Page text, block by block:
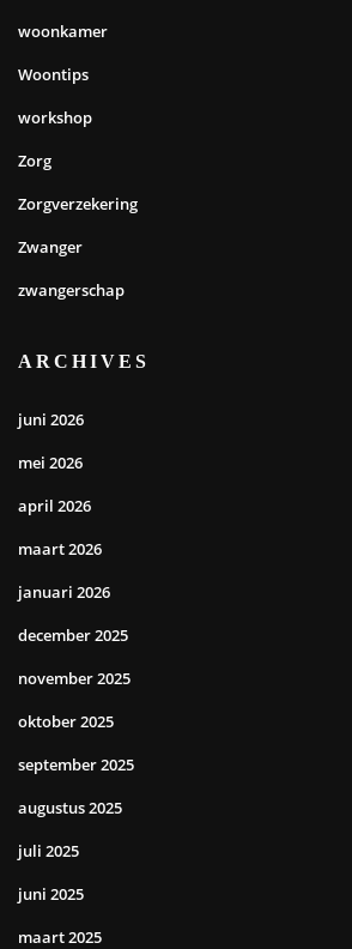
woonkamer
Woontips
workshop
Zorg
Zorgverzekering
Zwanger
zwangerschap
ARCHIVES
juni 2026
mei 2026
april 2026
maart 2026
januari 2026
december 2025
november 2025
oktober 2025
september 2025
augustus 2025
juli 2025
juni 2025
maart 2025